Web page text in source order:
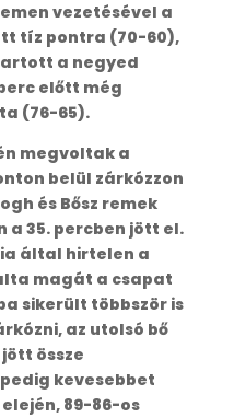
vezetésével a
tíz pontra (70-60),
a negyed
előtt még
(76-65).
megvoltak a
belül zárkózzon
és Bősz remek
a 35. percben jött el.
által hirtelen a
magát a csapat
sikerült többször is
az utolsó bő
össze
kevesebbet
89-86-os